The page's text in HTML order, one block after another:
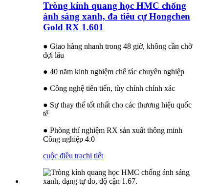
Tròng kính quang học HMC chống
ánh sáng xanh, đa tiêu cự Hongchen
Gold RX 1.601
● Giao hàng nhanh trong 48 giờ, không cần chờ
đợi lâu
● 40 năm kinh nghiệm chế tác chuyên nghiệp
● Công nghệ tiên tiến, tùy chỉnh chính xác
● Sự thay thế tốt nhất cho các thương hiệu quốc
tế
● Phòng thí nghiệm RX sản xuất thông minh
Công nghiệp 4.0
cuộc điều trachi tiết